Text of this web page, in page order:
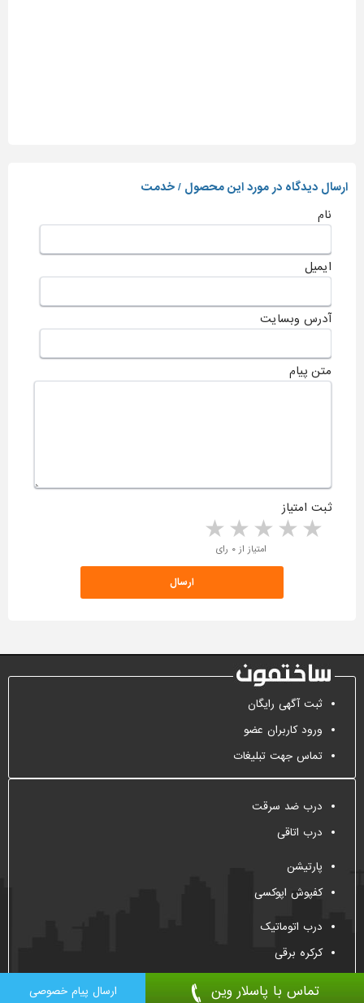
تماس با پاسلار وین ارسال پیام خصوصی
ارسال دیدگاه در مورد این محصول / خدمت
نام
ایمیل
آدرس وبسایت
متن پیام
ثبت امتیاز
4 stars 3 stars 2 stars 1 star امتیاز از ۰ رای
ثبت آگهی رایگان
ورود کاربران عضو
تماس جهت تبلیغات
درب ضد سرقت
درب اتاقی
پارتیشن
کفپوش اپوکسی
درب اتوماتیک
کرکره برقی